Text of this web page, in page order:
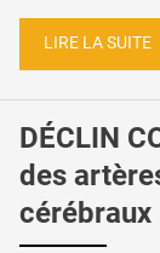
LIRE LA SUITE
DÉCLIN
des
cérébraux